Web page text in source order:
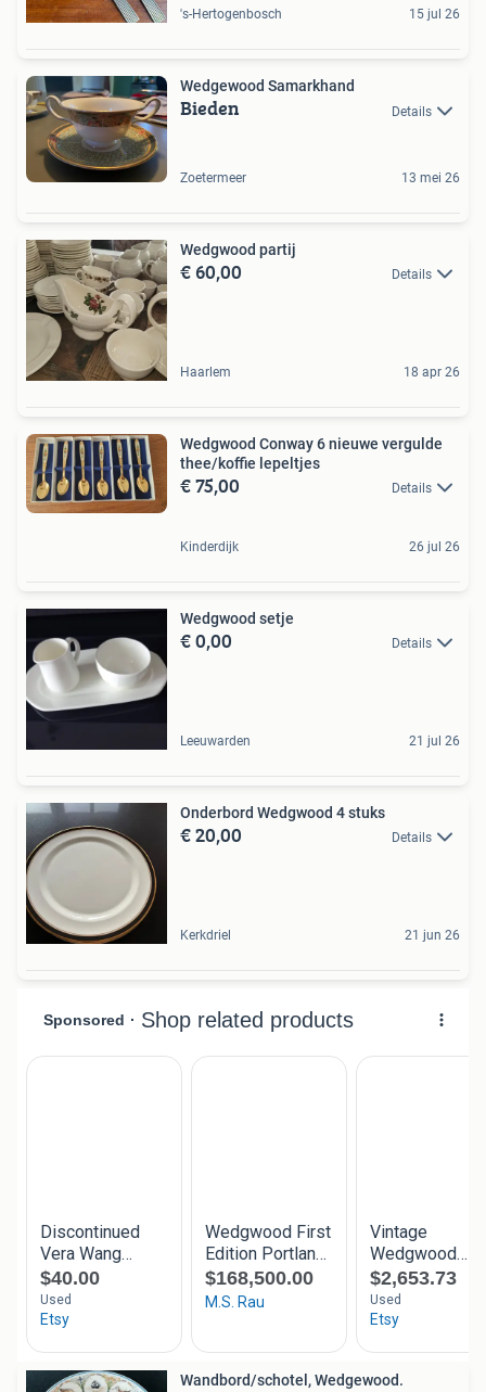
's-Hertogenbosch 15 jul 26
Wedgewood Samarkhand
Bieden Details
Zoetermeer 13 mei 26
Wedgwood partij
€ 60,00 Details
Haarlem 18 apr 26
Wedgwood Conway 6 nieuwe vergulde
thee/koffie lepeltjes
€ 75,00 Details
Kinderdijk 26 jul 26
Wedgwood setje
€ 0,00 Details
Leeuwarden 21 jul 26
Onderbord Wedgwood 4 stuks
€ 20,00 Details
Kerkdriel 21 jun 26
Wandbord/schotel, Wedgewood.